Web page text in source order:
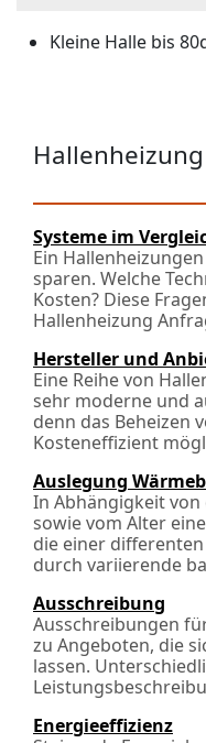
Kleine Halle bis
Systeme im
Ein
sparen. Welche
Kosten? Diese
Hallenheizung
Hersteller und
Eine Reihe von
sehr moderne und
denn das Beheizen
Kosteneffizient
Auslegung
In Abhängigkeit
sowie vom Alter
die einer
durch variierende
Ausschreibung
Ausschreibungen
zu Angeboten, die
lassen.
Energieeffizienz